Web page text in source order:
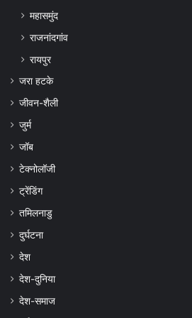
महासमुंद
राजनांदगांव
रायपुर
जरा हटके
जीवन-शैली
जुर्म
जॉब
टेक्नोलॉजी
ट्रेंडिंग
तमिलनाडु
दुर्घटना
देश
देश-दुनिया
देश-समाज